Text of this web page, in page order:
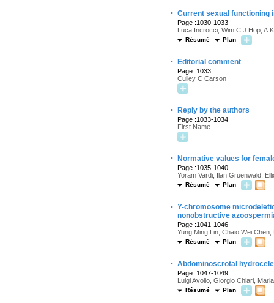
· Current sexual functioning
Page :1030-1033
Luca Incrocci, Wim C.J Hop,
Résumé Plan
· Editorial comment
Page :1033
Culley C Carson
· Reply by the authors
Page :1033-1034
First Name
· Normative values for
Page :1035-1040
Yoram Vardi, Ilan Gruenwald,
Résumé Plan
· Y-chromosome
nonobstructive
Page :1041-1046
Yung Ming Lin, Chaio Wei
Résumé Plan
· Abdominoscrotal
Page :1047-1049
Luigi Avolio, Giorgio Chiari,
Résumé Plan